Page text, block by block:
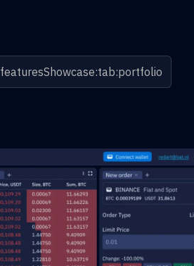
featuresShowcase:tab:portfolio